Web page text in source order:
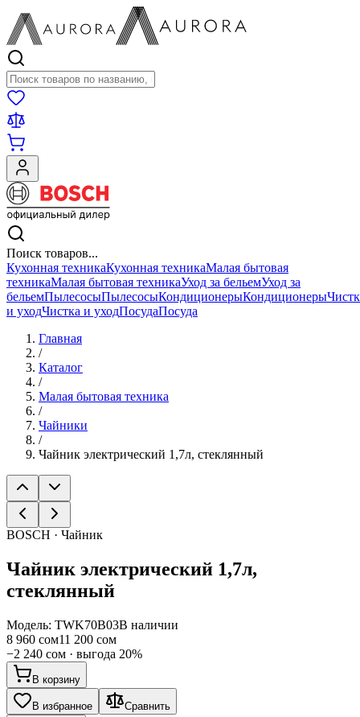
Поиск товаров
Поиск товаров...
Кухонная техникаКухонная техникаМалая бытовая
техникаМалая бытовая техникаУход за бельемУход за
бельемПылесосыПылесосыКондиционерыКондиционеры
и уходЧистка и уходПосудаПосуда
Главная
/
Каталог
/
Малая бытовая техника
/
Чайники
/
Чайник электрический 1,7л, стеклянный
BOSCH · Чайник
Чайник электрический 1,7л,
стеклянный
Модель: TWK70B03В наличии
8 960 сом11 200 сом
−2 240 сом · выгода 20%
В корзину
В избранное Сравнить